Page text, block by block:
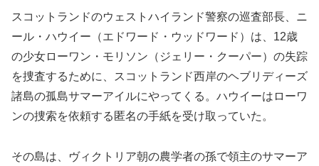
スコットランドのウェストハイランド警察の巡査部長、ニ
ール・ハウイー（エドワード・ウッドワード）は、12歳
の少女ローワン・モリソン（ジェリー・クーパー）の失踪
を捜査するために、スコットランド西岸のヘブリディーズ
諸島の孤島サマーアイルにやってくる。ハウイーはローワ
ンの捜索を依頼する匿名の手紙を受け取っていた。
その島は、ヴィクトリア朝の農学者の孫で領主のサマーア